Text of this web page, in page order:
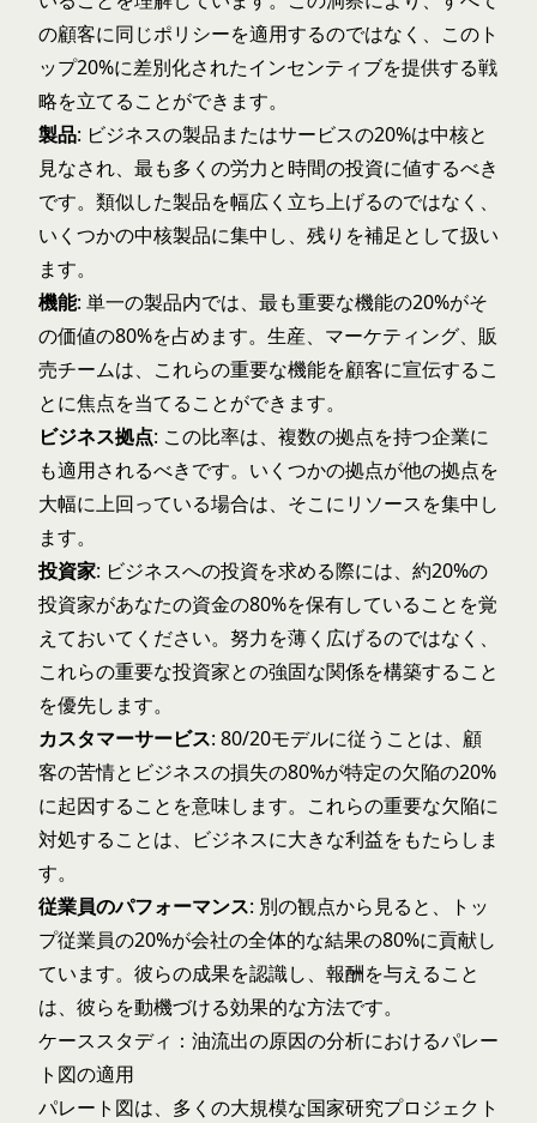
の顧客に同じポリシーを適用するのではなく、このト
ップ20%に差別化されたインセンティブを提供する戦
略を立てることができます。
製品: ビジネスの製品またはサービスの20%は中核と
見なされ、最も多くの労力と時間の投資に値するべき
です。類似した製品を幅広く立ち上げるのではなく、
いくつかの中核製品に集中し、残りを補足として扱い
ます。
機能: 単一の製品内では、最も重要な機能の20%がそ
の価値の80%を占めます。生産、マーケティング、販
売チームは、これらの重要な機能を顧客に宣伝するこ
とに焦点を当てることができます。
ビジネス拠点: この比率は、複数の拠点を持つ企業に
も適用されるべきです。いくつかの拠点が他の拠点を
大幅に上回っている場合は、そこにリソースを集中し
ます。
投資家: ビジネスへの投資を求める際には、約20%の
投資家があなたの資金の80%を保有していることを覚
えておいてください。努力を薄く広げるのではなく、
これらの重要な投資家との強固な関係を構築すること
を優先します。
カスタマーサービス: 80/20モデルに従うことは、顧
客の苦情とビジネスの損失の80%が特定の欠陥の20%
に起因することを意味します。これらの重要な欠陥に
対処することは、ビジネスに大きな利益をもたらしま
す。
従業員のパフォーマンス: 別の観点から見ると、トッ
プ従業員の20%が会社の全体的な結果の80%に貢献し
ています。彼らの成果を認識し、報酬を与えること
は、彼らを動機づける効果的な方法です。
ケーススタディ：油流出の原因の分析におけるパレー
ト図の適用
パレート図は、多くの大規模な国家研究プロジェクト